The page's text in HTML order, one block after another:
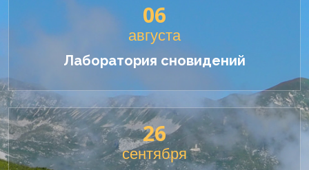
06
августа
Лаборатория сновидений
26
сентября